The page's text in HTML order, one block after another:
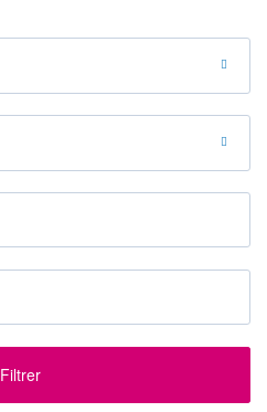
07.08.26 / 17:35:27
HAUSSE
1,3020
-
-
Filtrer